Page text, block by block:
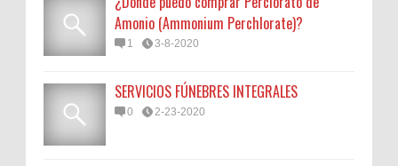
Amonio (Ammonium Perchlorate)?
1 3-8-2020
SERVICIOS FÚNEBRES INTEGRALES
0 2-23-2020